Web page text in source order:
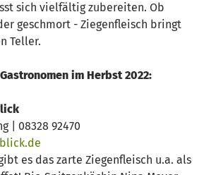
sich vielfältig zubereiten. Ob
geschmort - Ziegenfleisch bringt
Teller.
im Herbst 2022:
| 08328 92470
es das zarte Ziegenfleisch u.a. als